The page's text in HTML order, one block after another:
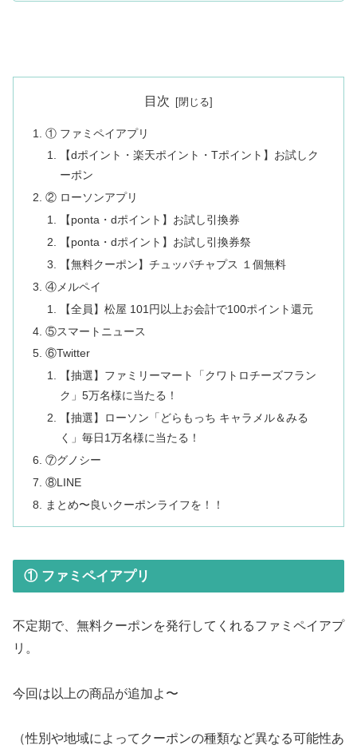
目次
① ファミペイアプリ
【dポイント・楽天ポイント・Tポイント】お試しク
ーポン
② ローソンアプリ
【ponta・dポイント】お試し引換券
【ponta・dポイント】お試し引換券祭
【無料クーポン】チュッパチャプス １個無料
④メルペイ
【全員】松屋 101円以上お会計で100ポイント還元
⑤スマートニュース
⑥Twitter
【抽選】ファミリーマート「クワトロチーズフラン
ク」5万名様に当たる！
【抽選】ローソン「どらもっち キャラメル＆みる
く」毎日1万名様に当たる！
⑦グノシー
⑧LINE
まとめ〜良いクーポンライフを！！
① ファミペイアプリ
不定期で、無料クーポンを発行してくれるファミペイアプ
リ。
今回は以上の商品が追加よ〜
（性別や地域によってクーポンの種類など異なる可能性あ